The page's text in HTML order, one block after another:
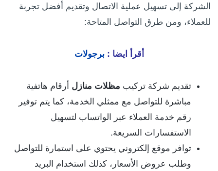
الشركة إلى تسهيل عملية الاتصال وتقديم أفضل تجربة
للعملاء، ومن طرق التواصل المتاحة:
أقرأ ايضا : برجولات
تقديم شركة تركيب مظلات منازل أرقام هاتفية
مباشرة للتواصل مع ممثلي الخدمة، كما يتم توفير
رقم خدمة العملاء عبر الواتساب لتسهيل
الاستفسارات السريعة.
توافر موقع إلكتروني يحتوي على استمارة للتواصل
وطلب عروض الأسعار، كذلك استخدام البريد